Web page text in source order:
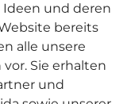
Ideen und deren
bereits
alle unsere
Sie erhalten
und